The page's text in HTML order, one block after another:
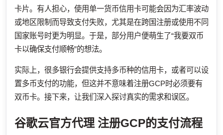
卡片。有人担心，使用单一货币信用卡可能会因为汇率波动
或地区限制而导致支付失败，尤其是在跨国注册或使用不同
国家账号时更为明显。于是，部分用户便萌生了“我要双币
卡以确保支付顺畅”的想法。
实际上，很多银行会提供支持多币种的信用卡，或者可以设
置多币支付的功能，但这并不意味着注册GCP时必须要有
双币卡。接下来，让我们深入探讨真实的需求和误区。
谷歌云官方代理注册GCP的支付流程